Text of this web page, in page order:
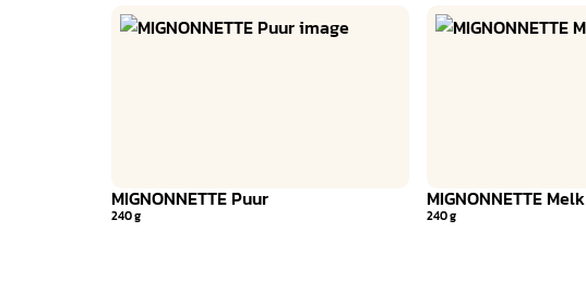
MIGNONNETTE Puur
240 g
MIGNONNETTE Melk
240 g